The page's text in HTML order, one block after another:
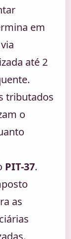
em
até 2
tributados
o
PIT-37.
as